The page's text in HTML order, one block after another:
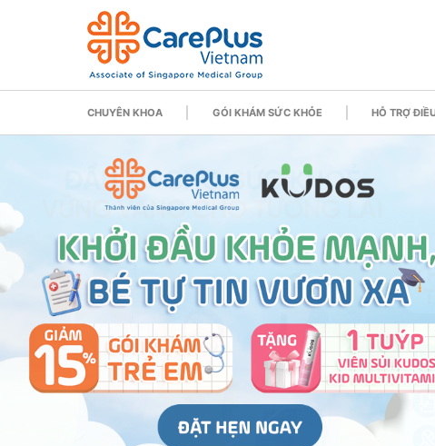
CHUYÊN KHOA GÓI KHÁM SỨC KHỎE HỖ TRỢ